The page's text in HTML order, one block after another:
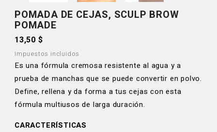
POMADA DE CEJAS, SCULP BROW
POMADE
13,50 $
Impuestos incluidos
Es una fórmula cremosa resistente al agua y a
prueba de manchas que se puede convertir en polvo.
Define, rellena y da forma a tus cejas con esta
fórmula multiusos de larga duración.
CARACTERÍSTICAS